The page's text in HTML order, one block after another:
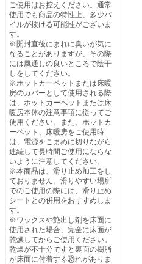
ご使用はお控えください。通常
使用でも商品の特性上、多少パ
イルが抜ける可能性がございま
す。
※開封直後にまれに臭いが気に
なることがありますが、その際
には風通しの良いところで陰干
しをしてください。
※ホットカーペットまたは床暖
房のカバーとして使用される際
は、ホットカーペットまたは床
暖房本体の注意事項に従ってご
使用ください。また、ホットカ
ーペット、床暖房をご使用時
は、電源をこまめに切りながら
連続して長時間ご使用にならな
いように注意してください。
※本商品は、滑り止め加工をし
ておりません。滑りやすい場所
でのご使用の際には、滑り止め
シートとの併用をおすすめしま
す。
※ワックスや艶出し剤を床面に
使用された場合、完全に床面が
乾燥してからご使用ください。
乾燥が不十分ですと裏面の樹脂
が床面に付着する恐れがありま